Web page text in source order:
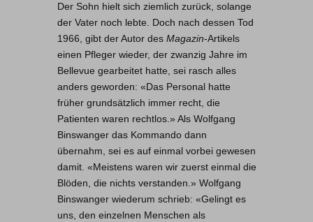
Der Sohn hielt sich ziemlich zurück, solange
der Vater noch lebte. Doch nach dessen Tod
1966, gibt der Autor des Magazin-Artikels
einen Pfleger wieder, der zwanzig Jahre im
Bellevue gearbeitet hatte, sei rasch alles
anders geworden: «Das Personal hatte
früher grundsätzlich immer recht, die
Patienten waren rechtlos.» Als Wolfgang
Binswanger das Kommando dann
übernahm, sei es auf einmal vorbei gewesen
damit. «Meistens waren wir zuerst einmal die
Blöden, die nichts verstanden.» Wolfgang
Binswanger wiederum schrieb: «Gelingt es
uns, den einzelnen Menschen als